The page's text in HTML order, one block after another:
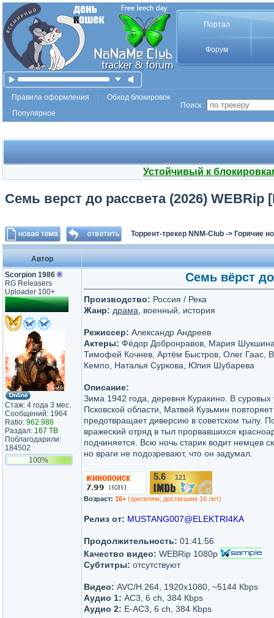
Портал
Форум
Правила оформления
Обход блокировок
Популярное
Поиск :
Устойчивый к
Семь верст до рассвета (2026) WEBRip
Торрент-трекер NNM-Club -> Горячие
Автор
Scorpion 1986 ®
RG Releasers
Uploader 100+
Стаж: 4 года 3 мес.
Сообщений: 1964
Ratio: 962.988
Раздал: 167 TB
Поблагодарили:
184502
100%
Семь вёрст
Производство: Россия / Река
Жанр: драма , военный, история
Режиссер: Александр Андреев
Актеры: Фёдор Добронравов, Мария
Тимофей Кочнев, Артём Быстров, Олег Гаас,
Кемпо, Наталья Суркова, Юлия Шубарева
Описание:
Зима 1942 года, деревня Куракино. В суровых
Псковской области, Матвей Кузьмин
предотвращает диверсию в советском тылу.
вражеский отряд в тыл прорвавшихся
подчиняется. Всю ночь старик водит немцев
но враги не подозревают, что он задумал.
5.6 121
Возраст: 16+ (зрителям, достигшим 16 лет)
Релиз от: MUSTANG007@ELEKTRI4KA
Продолжительность: 01:41:56
Качество видео: WEBRip 1080p
Субтитры: отсутствуют
Видео: AVC/H.264, 1920x1080, ~5144 Кbps
Аудио 1: AC3, 6 ch, 384 Кbps
Аудио 2: Е-AC3, 6 ch, 384 Кbps